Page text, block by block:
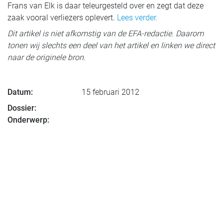
Frans van Elk is daar teleurgesteld over en zegt dat deze
zaak vooral verliezers oplevert. Lees verder.
Dit artikel is niet afkomstig van de EFA-redactie. Daarom
tonen wij slechts een deel van het artikel en linken we direct
naar de originele bron.
Datum:
15 februari 2012
Dossier:
Onderwerp: